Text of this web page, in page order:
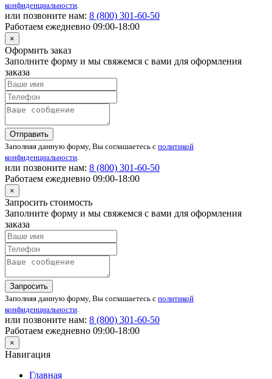
конфиденциальности.
или позвоните нам: 8 (800) 301-60-50
Работаем ежедневно 09:00-18:00
×
Оформить заказ
Заполните форму и мы свяжемся с вами для оформления
заказа
Отправить
Заполняя данную форму, Вы соглашаетесь с политикой
конфиденциальности.
или позвоните нам: 8 (800) 301-60-50
Работаем ежедневно 09:00-18:00
×
Запросить стоимость
Заполните форму и мы свяжемся с вами для оформления
заказа
Запросить
Заполняя данную форму, Вы соглашаетесь с политикой
конфиденциальности.
или позвоните нам: 8 (800) 301-60-50
Работаем ежедневно 09:00-18:00
×
Навигация
Главная